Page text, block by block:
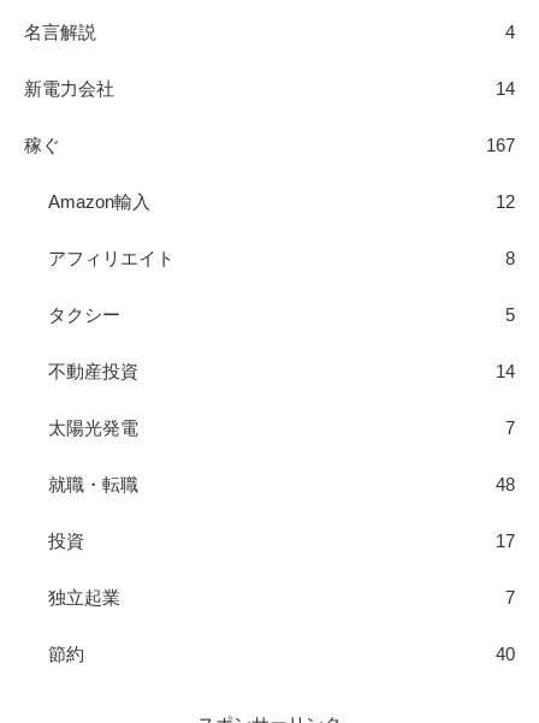
名言解説 4
新電力会社 14
稼ぐ 167
Amazon輸入 12
アフィリエイト 8
タクシー 5
不動産投資 14
太陽光発電 7
就職・転職 48
投資 17
独立起業 7
節約 40